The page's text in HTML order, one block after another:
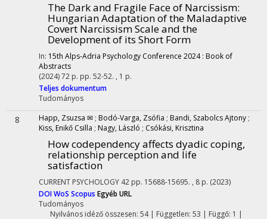
The Dark and Fragile Face of Narcissism:
Hungarian Adaptation of the Maladaptive
Covert Narcissism Scale and the
Development of its Short Form
In: 15th Alps-Adria Psychology Conference 2024 : Book of
Abstracts
(2024)72 p. pp. 52-52. , 1 p.
Teljes dokumentum
Tudományos
8 Happ, Zsuzsa ✉ ; Bodó-Varga, Zsófia ; Bandi, Szabolcs Ajtony ;
Kiss, Enikő Csilla ; Nagy, László ; Csókási, Krisztina
How codependency affects dyadic coping,
relationship perception and life
satisfaction
CURRENT PSYCHOLOGY 42 pp. 15688-15695. , 8 p. (2023)
DOIWoS Scopus Egyéb URL
Tudományos
Nyilvános idéző összesen: 54| Független: 53 | Függő: 1 |